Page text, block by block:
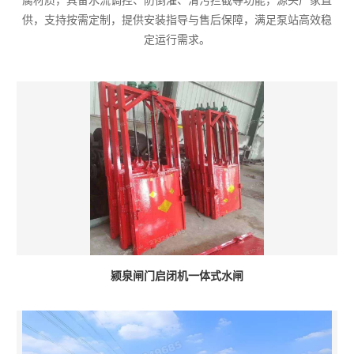
供，支持按需定制，提供安装指导与售后保障，满足泵站高效稳
定运行需求。
颍泉闸门启闭机一体式水闸